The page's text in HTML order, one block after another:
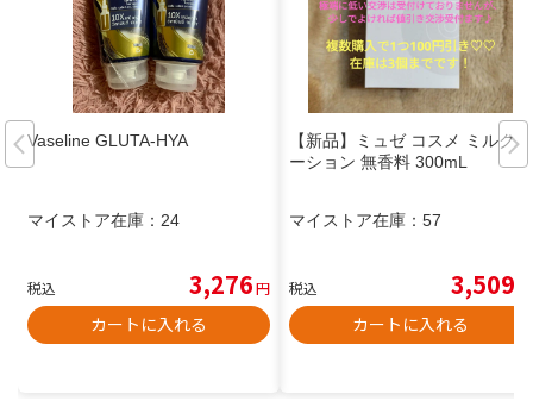
Vaseline GLUTA-HYA
マイストア在庫： 24
税込 3,276円
カートに入れる
【新品】ミュゼ コスメ ミルクロ
ーション 無香料 300mL
マイストア在庫： 57
税込 3,509
カートに入れる